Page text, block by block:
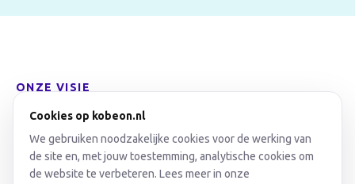
ONZE VISIE
De agentic enterprise.
Software verandert van ‘schermen die je zelf
Cookies op kobeon.nl
We gebruiken noodzakelijke cookies voor de werking van
de site en, met jouw toestemming, analytische cookies om
de website te verbeteren. Lees meer in onze